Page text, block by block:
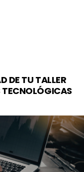
DE TU TALLER